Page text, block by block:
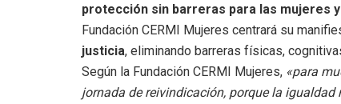
protección sin barreras para las mujeres
Fundación CERMI Mujeres centrará su
justicia, eliminando barreras físicas,
Según la Fundación CERMI Mujeres, «para
jornada de reivindicación, porque la